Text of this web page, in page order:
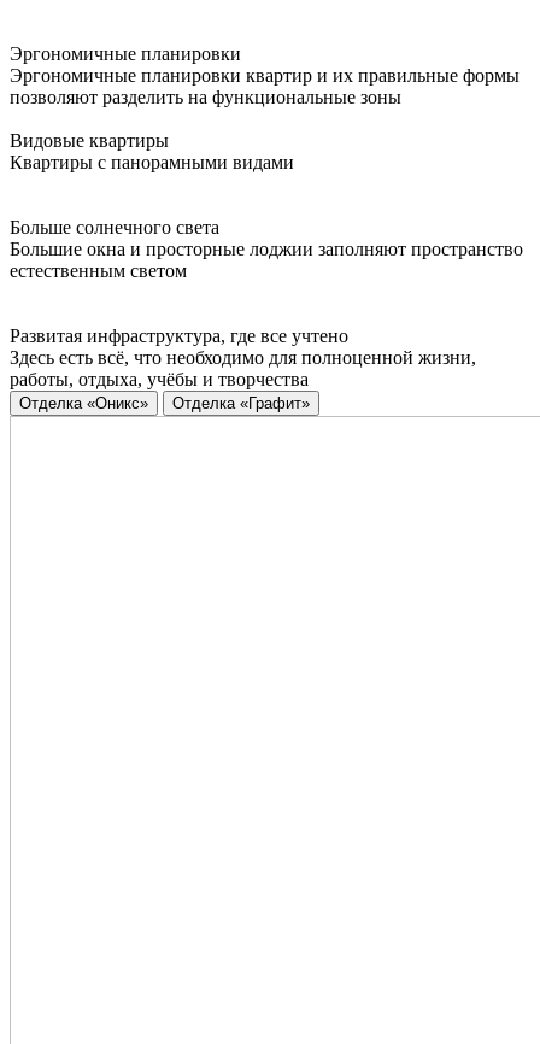
Эргономичные планировки
Эргономичные планировки квартир и их правильные формы
позволяют разделить на функциональные зоны
Видовые квартиры
Квартиры с панорамными видами
Больше солнечного света
Большие окна и просторные лоджии заполняют пространство
естественным светом
Развитая инфраструктура, где все учтено
Здесь есть всё, что необходимо для полноценной жизни,
работы, отдыха, учёбы и творчества
Отделка «Оникс» Отделка «Графит»